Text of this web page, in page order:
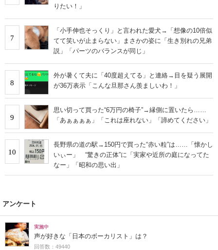
りたい！」
7
「小手伸也そっくり」と言われた愛犬→「想像の10倍似
てて笑いが止まらない」まさかの姿に「生き別れの兄弟
説」「パーツのバランスが同じ」
8
外が暑くて夫に「40度超えてる」と連絡→目を疑う展開
が36万表示「こんな旦那さん羨ましいわ！」
9
思い切って買った“6万円の椅子”→縁側に置いたら……
「あぁぁぁぁ」「これは座れない」「諦めてください」
10
長野県の道の駅→150円で買った“赤い粒”は……「懐かし
いぃー」 “驚きの正体”に「実家や近所の庭になってた
なー」「昭和の思い出」
アンケート
実施中
声が好きな「日本のボーカリスト」は？
回答数：49440